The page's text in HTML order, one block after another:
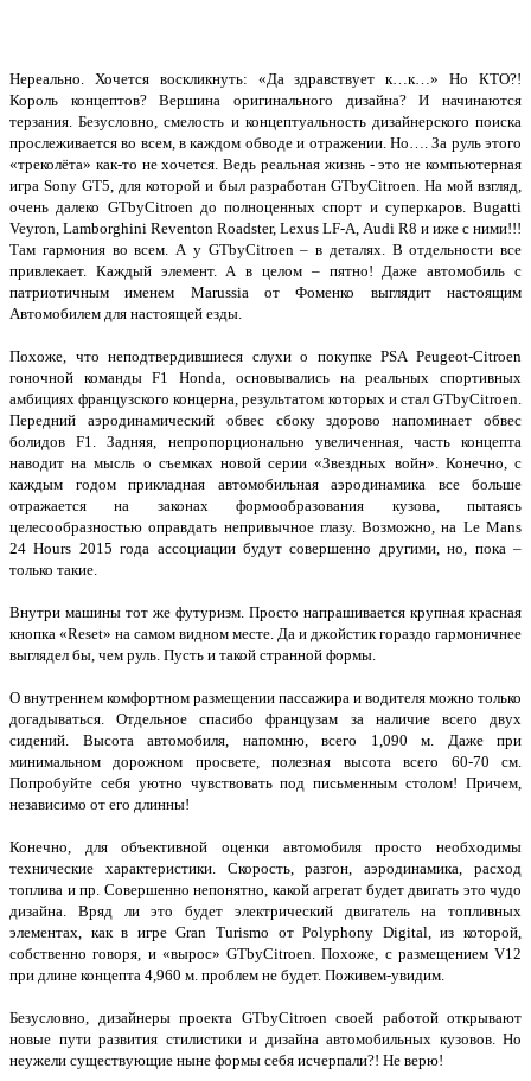
Нереально. Хочется воскликнуть: «Да здравствует к…к…» Но КТО?!
Король концептов? Вершина оригинального дизайна? И начинаются
терзания. Безусловно, смелость и концептуальность дизайнерского поиска
прослеживается во всем, в каждом обводе и отражении. Но…. За руль этого
«треколёта» как-то не хочется. Ведь реальная жизнь - это не компьютерная
игра Sony GT5, для которой и был разработан GTbyCitroen. На мой взгляд,
очень далеко GTbyCitroen до полноценных спорт и суперкаров. Bugatti
Veyron, Lamborghini Reventon Roadster, Lexus LF-A, Audi R8 и иже с ними!!!
Там гармония во всем. А у GTbyCitroen – в деталях. В отдельности все
привлекает. Каждый элемент. А в целом – пятно! Даже автомобиль с
патриотичным именем Marussia от Фоменко выглядит настоящим
Автомобилем для настоящей езды.
Похоже, что неподтвердившиеся слухи о покупке PSA Peugeot-Citroen
гоночной команды F1 Honda, основывались на реальных спортивных
амбициях французского концерна, результатом которых и стал GTbyCitroen.
Передний аэродинамический обвес сбоку здорово напоминает обвес
болидов F1. Задняя, непропорционально увеличенная, часть концепта
наводит на мысль о съемках новой серии «Звездных войн». Конечно, с
каждым годом прикладная автомобильная аэродинамика все больше
отражается на законах формообразования кузова, пытаясь
целесообразностью оправдать непривычное глазу. Возможно, на Le Mans
24 Hours 2015 года ассоциации будут совершенно другими, но, пока –
только такие.
Внутри машины тот же футуризм. Просто напрашивается крупная красная
кнопка «Reset» на самом видном месте. Да и джойстик гораздо гармоничнее
выглядел бы, чем руль. Пусть и такой странной формы.
О внутреннем комфортном размещении пассажира и водителя можно только
догадываться. Отдельное спасибо французам за наличие всего двух
сидений. Высота автомобиля, напомню, всего 1,090 м. Даже при
минимальном дорожном просвете, полезная высота всего 60-70 см.
Попробуйте себя уютно чувствовать под письменным столом! Причем,
независимо от его длинны!
Конечно, для объективной оценки автомобиля просто необходимы
технические характеристики. Скорость, разгон, аэродинамика, расход
топлива и пр. Совершенно непонятно, какой агрегат будет двигать это чудо
дизайна. Вряд ли это будет электрический двигатель на топливных
элементах, как в игре Gran Turismo от Polyphony Digital, из которой,
собственно говоря, и «вырос» GTbyCitroen. Похоже, с размещением V12
при длине концепта 4,960 м. проблем не будет. Поживем-увидим.
Безусловно, дизайнеры проекта GTbyCitroen своей работой открывают
новые пути развития стилистики и дизайна автомобильных кузовов. Но
неужели существующие ныне формы себя исчерпали?! Не верю!